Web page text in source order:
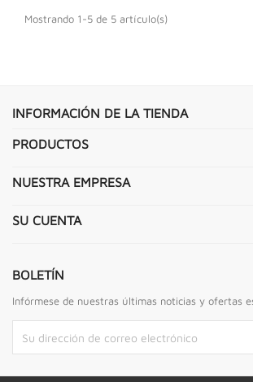
Mostrando 1-5 de 5 artículo(s)
INFORMACIÓN DE LA TIENDA
PRODUCTOS
NUESTRA EMPRESA
SU CUENTA
BOLETÍN
Infórmese de nuestras últimas noticias y ofertas